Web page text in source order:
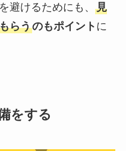
避けるためにも、
見
らうのもポイント に
をする